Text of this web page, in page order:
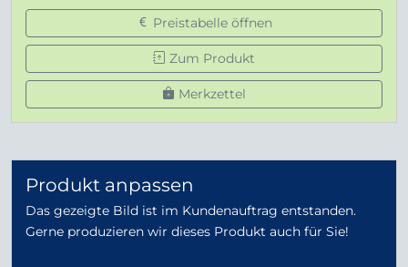
Preistabelle öffnen
Zum Produkt
Merkzettel
Produkt anpassen
Das gezeigte Bild ist im Kundenauftrag entstanden.
Gerne produzieren wir dieses Produkt auch für Sie!